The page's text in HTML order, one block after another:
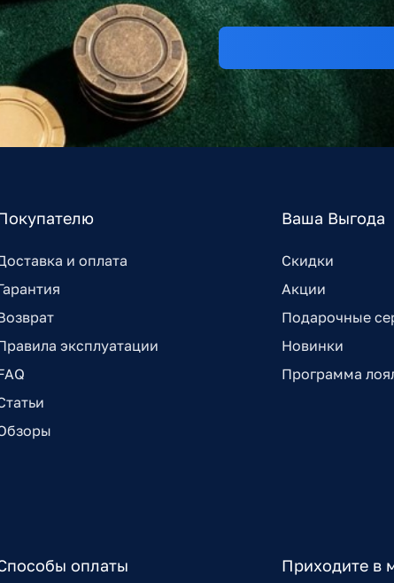
и оплата
эксплуатации
Ваша Выгода
Скидки
Акции
Подарочные
Новинки
Программа
оплаты Приходите в